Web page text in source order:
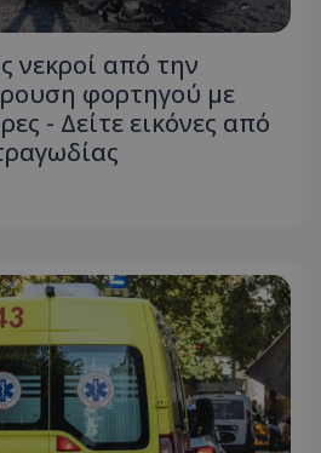
νεκροί από την
φορτηγού με
- Δείτε εικόνες από